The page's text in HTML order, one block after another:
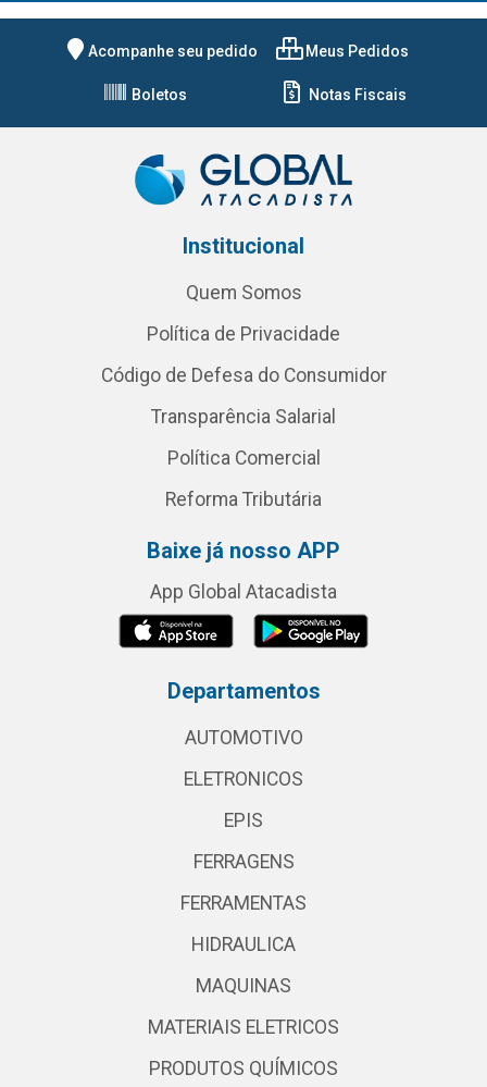
Acompanhe seu pedido Meus Pedidos
Boletos Notas Fiscais
Institucional
Quem Somos
Política de Privacidade
Código de Defesa do Consumidor
Transparência Salarial
Política Comercial
Reforma Tributária
Baixe já nosso APP
App Global Atacadista
Departamentos
AUTOMOTIVO
ELETRONICOS
EPIS
FERRAGENS
FERRAMENTAS
HIDRAULICA
MAQUINAS
MATERIAIS ELETRICOS
PRODUTOS QUÍMICOS